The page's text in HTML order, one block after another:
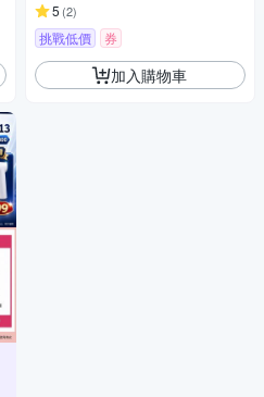
5 (2)
挑戰低價 券
加入購物車